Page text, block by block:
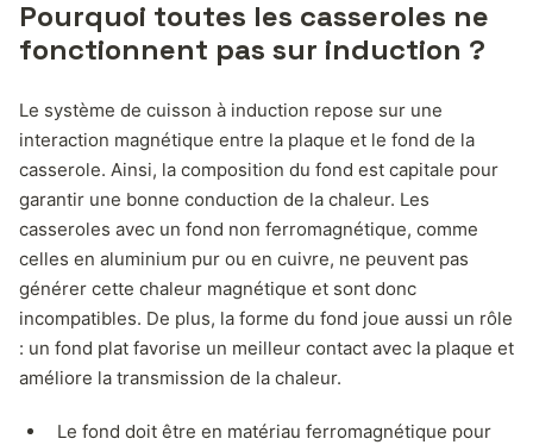
Pourquoi toutes les casseroles ne
fonctionnent pas sur induction ?
Le système de cuisson à induction repose sur une
interaction magnétique entre la plaque et le fond de la
casserole. Ainsi, la composition du fond est capitale pour
garantir une bonne conduction de la chaleur. Les
casseroles avec un fond non ferromagnétique, comme
celles en aluminium pur ou en cuivre, ne peuvent pas
générer cette chaleur magnétique et sont donc
incompatibles. De plus, la forme du fond joue aussi un rôle
: un fond plat favorise un meilleur contact avec la plaque et
améliore la transmission de la chaleur.
Le fond doit être en matériau ferromagnétique pour